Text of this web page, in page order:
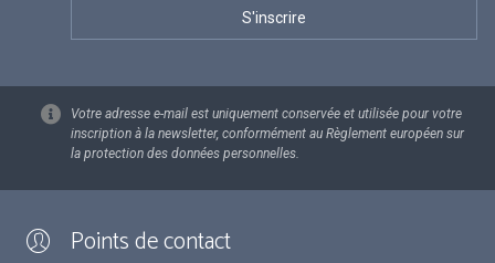
Votre adresse e-mail est uniquement conservée et utilisée pour votre
inscription à la newsletter, conformément au Règlement européen sur
la protection des données personnelles.
Points de contact